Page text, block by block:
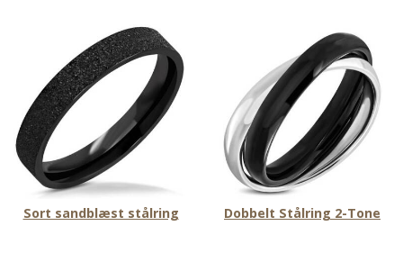
Sort sandblæst stålring Dobbelt Stålring 2-Tone